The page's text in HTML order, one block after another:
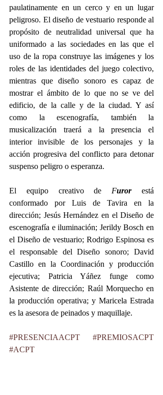
paulatinamente en un cerco y en un lugar
peligroso. El diseño de vestuario responde al
propósito de neutralidad universal que ha
uniformado a las sociedades en las que el
uso de la ropa construye las imágenes y los
roles de las identidades del juego colectivo,
mientras que diseño sonoro es capaz de
mostrar el ámbito de lo que no se ve del
edificio, de la calle y de la ciudad. Y así
como la escenografía, también la
musicalización traerá a la presencia el
interior invisible de los personajes y la
acción progresiva del conflicto para detonar
suspenso peligro o esperanza.
El equipo creativo de Furor está
conformado por Luis de Tavira en la
dirección; Jesús Hernández en el Diseño de
escenografía e iluminación; Jerildy Bosch en
el Diseño de vestuario; Rodrigo Espinosa es
el responsable del Diseño sonoro; David
Castillo en la Coordinación y producción
ejecutiva; Patricia Yáñez funge como
Asistente de dirección; Raúl Morquecho en
la producción operativa; y Maricela Estrada
es la asesora de peinados y maquillaje.
#PRESENCIAACPT
#PREMIOSACPT
#ACPT